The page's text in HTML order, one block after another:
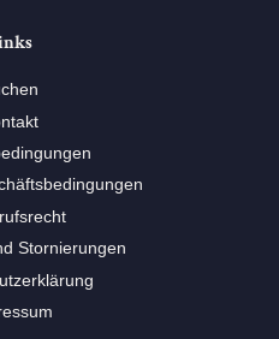
Stornierungen